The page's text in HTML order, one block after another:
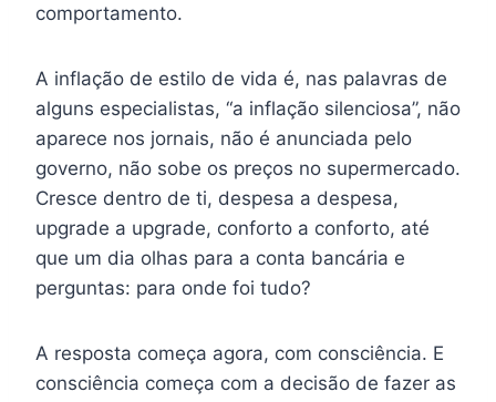
comportamento.
A inflação de estilo de vida é, nas palavras de
alguns especialistas, “a inflação silenciosa”, não
aparece nos jornais, não é anunciada pelo
governo, não sobe os preços no supermercado.
Cresce dentro de ti, despesa a despesa,
upgrade a upgrade, conforto a conforto, até
que um dia olhas para a conta bancária e
perguntas: para onde foi tudo?
A resposta começa agora, com consciência. E
consciência começa com a decisão de fazer as